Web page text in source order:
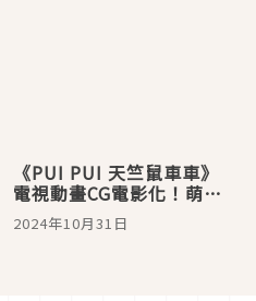
《PUI PUI 天竺鼠車車》
電視動畫CG電影化！萌萌
登場
2024年10月31日